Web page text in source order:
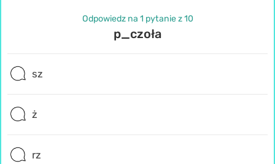
Odpowiedz na 1 pytanie z 10
p_czoła
sz
ż
rz